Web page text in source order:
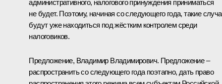
административного, налогового принуждения приниматься
не будет. Поэтому, начиная со следующего года, такие
будут уже находиться под жёстким контролем среди
налоговиков.
Предложение, Владимир Владимирович. Предложение –
распространить со следующего года поэтапно, дать право